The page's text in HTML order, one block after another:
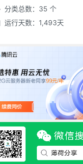
分类总数：35 个
运行天数：1,493天